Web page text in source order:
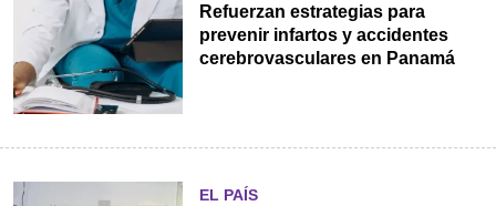
Refuerzan estrategias para
prevenir infartos y accidentes
cerebrovasculares en Panamá
EL PAÍS